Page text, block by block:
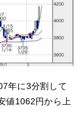
年に3分割して
値1062円から上